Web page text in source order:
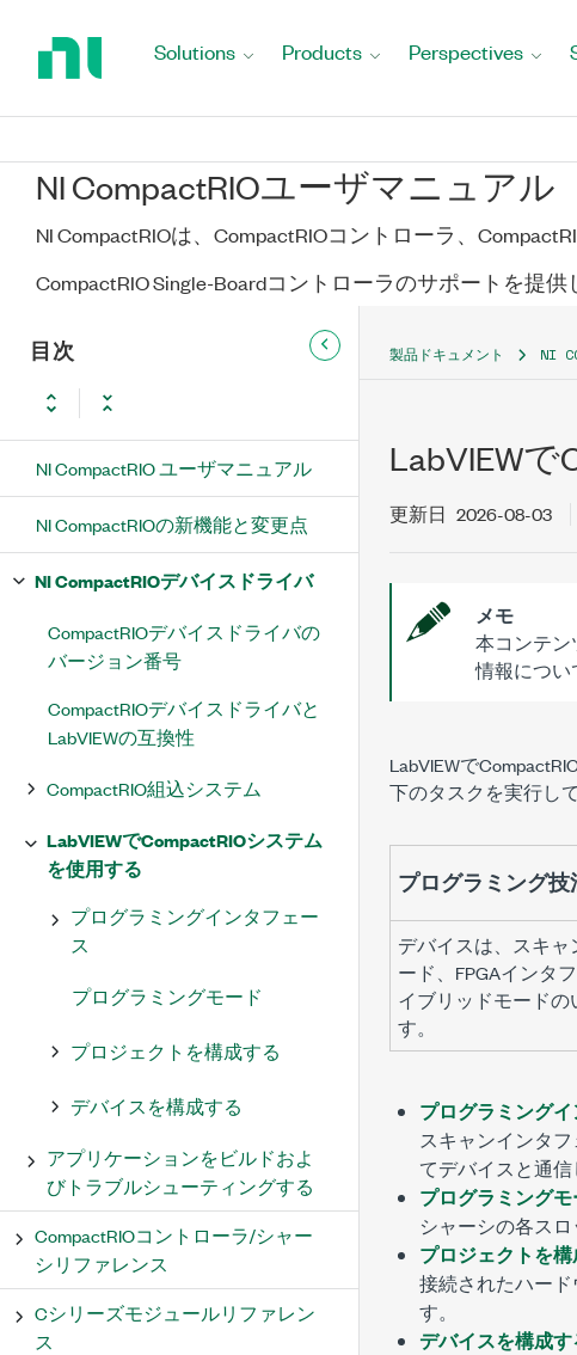
Solutions Products Perspectives
NI CompactRIOユーザマニュアル
NI CompactRIOは、CompactRIOコントローラ、
CompactRIO Single-Boardコントローラのサポートを提供
目次
NI CompactRIO ユーザマニュアル
NI CompactRIOの新機能と変更点
NI CompactRIOデバイスドライバ
CompactRIOデバイスドライバの
バージョン番号
CompactRIOデバイスドライバと
LabVIEWの互換性
CompactRIO組込システム
LabVIEWでCompactRIOシステム
を使用する
プログラミングインタフェー
ス
プログラミングモード
プロジェクトを構成する
デバイスを構成する
アプリケーションをビルドおよ
びトラブルシューティングする
CompactRIOコントローラ/シャー
シリファレンス
Cシリーズモジュールリファレン
ス
製品ドキュメント NI
LabVIEW
更新日 2026-08-03
メモ
本コンテ
情報につい
LabVIEWで
下のタスクを実行し
プログラミング
デバイスは、スキ
ード、FPGAインタ
イブリッドモードの
す。
プログラミング
スキャンインタ
てデバイスと通信
プログラミングモ
シャーシの各ス
プロジェクトを構
接続されたハー
す。
デバイスを構成す